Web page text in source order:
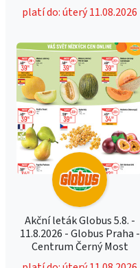
platí do: úterý 11.08.2026
Akční leták Globus 5.8. -
11.8.2026 - Globus Praha -
Centrum Černý Most